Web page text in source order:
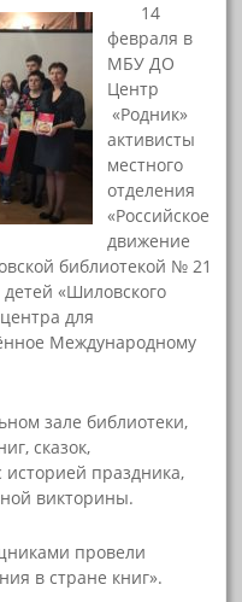
14
февраля в
МБУ ДО
Центр
«Родник»
активисты
местного
отделения
«Российское
движение
библиотекой № 21
«Шиловского
для
Международному
зале библиотеки,
сказок,
праздника,
викторины.
провели
в стране книг».